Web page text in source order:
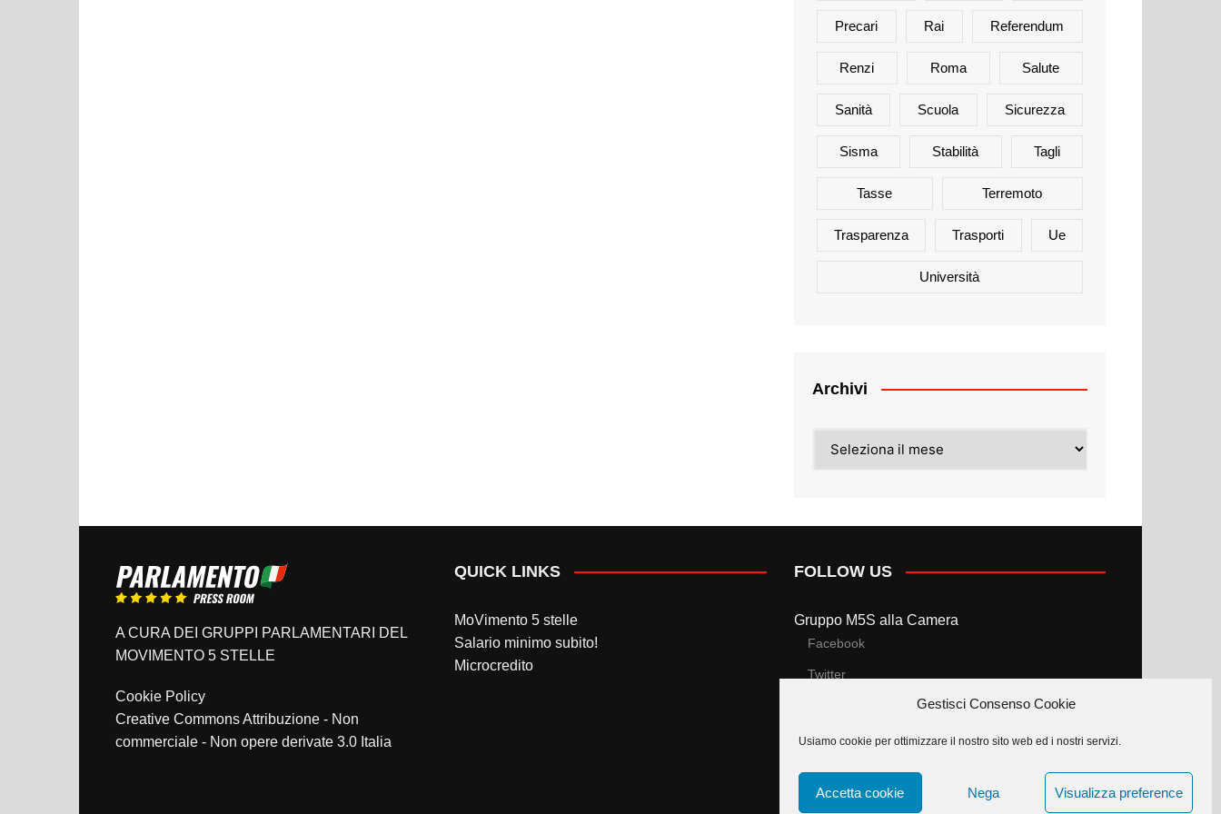
Gestisci Consenso Cookie
Usiamo cookie per ottimizzare il nostro sito web ed i nostri servizi.
Accetta cookie Nega Visualizza preference
Precari Rai Referendum
Renzi Roma Salute
Sanità Scuola Sicurezza
Sisma Stabilità Tagli
Tasse Terremoto
Trasparenza Trasporti Ue
Università
Archivi
A CURA DEI GRUPPI PARLAMENTARI DEL
MOVIMENTO 5 STELLE
Cookie Policy
Creative Commons Attribuzione - Non
commerciale - Non opere derivate 3.0 Italia
QUICK LINKS
MoVimento 5 stelle
Salario minimo subito!
Microcredito
FOLLOW US
Gruppo M5S alla Camera
Facebook
Twitter